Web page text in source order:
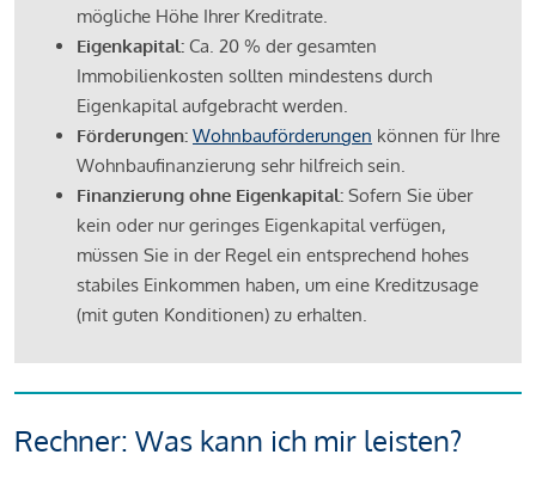
mögliche Höhe Ihrer Kreditrate.
Eigenkapital: Ca. 20 % der gesamten
Immobilienkosten sollten mindestens durch
Eigenkapital aufgebracht werden.
Förderungen: Wohnbauförderungen können für Ihre
Wohnbaufinanzierung sehr hilfreich sein.
Finanzierung ohne Eigenkapital: Sofern Sie über
kein oder nur geringes Eigenkapital verfügen,
müssen Sie in der Regel ein entsprechend hohes
stabiles Einkommen haben, um eine Kreditzusage
(mit guten Konditionen) zu erhalten.
Rechner: Was kann ich mir leisten?